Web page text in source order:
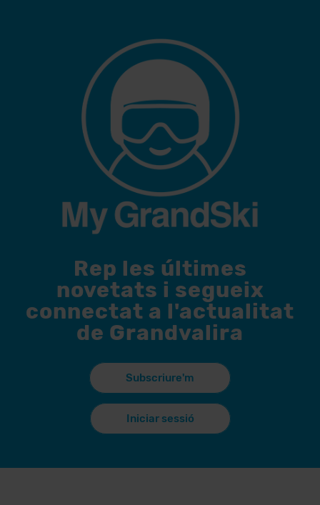
Rep les últimes
novetats i segueix
connectat a l'actualitat
de Grandvalira
Subscriure'm
Iniciar sessió